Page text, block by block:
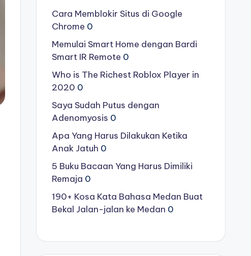
Cara Memblokir Situs di Google
Chrome 0
Memulai Smart Home dengan Bardi
Smart IR Remote 0
Who is The Richest Roblox Player in
2020 0
Saya Sudah Putus dengan
Adenomyosis 0
Apa Yang Harus Dilakukan Ketika
Anak Jatuh 0
5 Buku Bacaan Yang Harus Dimiliki
Remaja 0
190+ Kosa Kata Bahasa Medan Buat
Bekal Jalan-jalan ke Medan 0